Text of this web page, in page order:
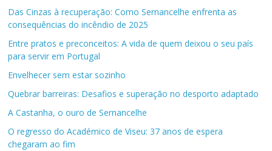
Das Cinzas à recuperação: Como Sernancelhe enfrenta as
consequências do incêndio de 2025
Entre pratos e preconceitos: A vida de quem deixou o seu país
para servir em Portugal
Envelhecer sem estar sozinho
Quebrar barreiras: Desafios e superação no desporto adaptado
A Castanha, o ouro de Sernancelhe
O regresso do Académico de Viseu: 37 anos de espera
chegaram ao fim